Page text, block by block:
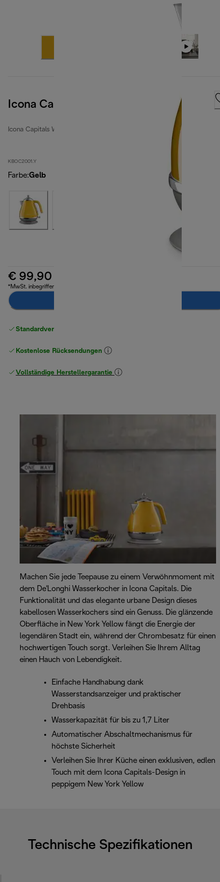
Icona Capitals New York Yellow
Icona Capitals Wasserkocher
KBOC2001.Y
Farbe:Gelb
€ 99,90
*MwSt. inbegriffen
Standardversand kostenlos
Kostenlose Rücksendungen
Vollständige Herstellergarantie
Machen Sie jede Teepause zu einem Verwöhnmoment mit
dem De'Longhi Wasserkocher in Icona Capitals. Die
Funktionalität und das elegante urbane Design dieses
kabellosen Wasserkochers sind ein Genuss. Die glänzende
Oberfläche in New York Yellow fängt die Energie der
legendären Stadt ein, während der Chrombesatz für einen
hochwertigen Touch sorgt. Verleihen Sie Ihrem Alltag
einen Hauch von Lebendigkeit.
Einfache Handhabung dank
Wasserstandsanzeiger und praktischer
Drehbasis
Wasserkapazität für bis zu 1,7 Liter
Automatischer Abschaltmechanismus für
höchste Sicherheit
Verleihen Sie Ihrer Küche einen exklusiven, edlen
Touch mit dem Icona Capitals-Design in
peppigem New York Yellow
Technische Spezifikationen